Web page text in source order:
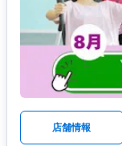
店舗情報